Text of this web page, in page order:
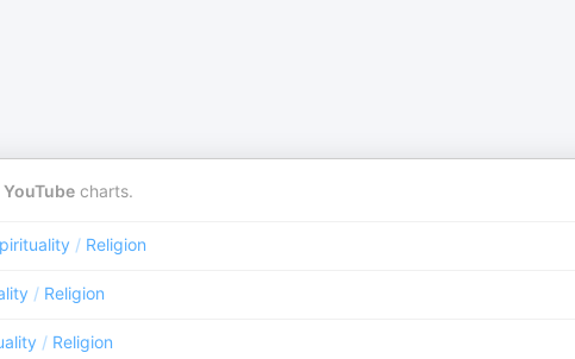
YouTube charts.
/ Religion
/ Religion
/ Religion